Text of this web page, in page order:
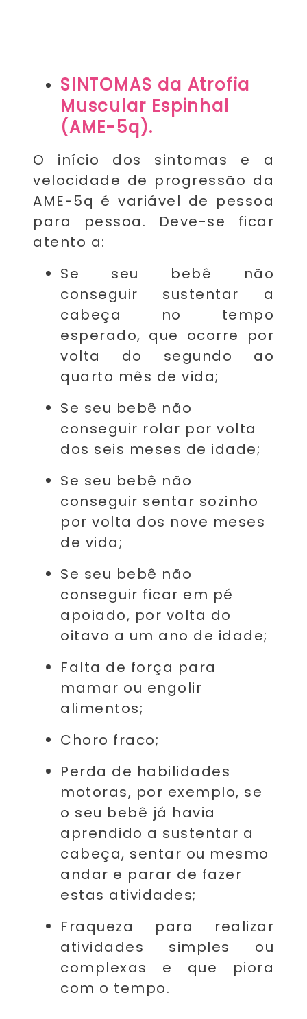
SINTOMAS da Atrofia
Muscular Espinhal
(AME-5q).
O início dos sintomas e a
velocidade de progressão da
AME-5q é variável de pessoa
para pessoa. Deve-se ficar
atento a:
Se seu bebê não
conseguir sustentar a
cabeça no tempo
esperado, que ocorre por
volta do segundo ao
quarto mês de vida;
Se seu bebê não
conseguir rolar por volta
dos seis meses de idade;
Se seu bebê não
conseguir sentar sozinho
por volta dos nove meses
de vida;
Se seu bebê não
conseguir ficar em pé
apoiado, por volta do
oitavo a um ano de idade;
Falta de força para
mamar ou engolir
alimentos;
Choro fraco;
Perda de habilidades
motoras, por exemplo, se
o seu bebê já havia
aprendido a sustentar a
cabeça, sentar ou mesmo
andar e parar de fazer
estas atividades;
Fraqueza para realizar
atividades simples ou
complexas e que piora
com o tempo.